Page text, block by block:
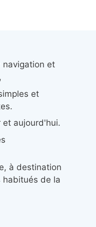
navigation et
et
et aujourd'hui.
à destination
de la